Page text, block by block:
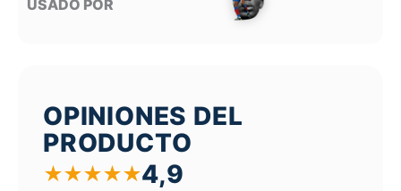
USADO POR
OPINIONES DEL
PRODUCTO
★★★★★4,9